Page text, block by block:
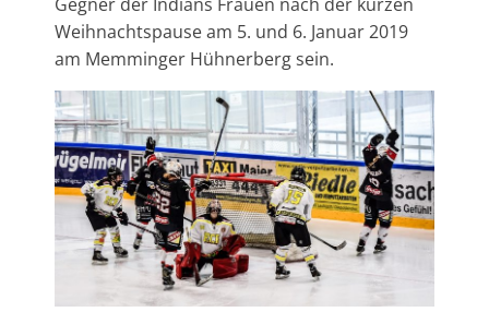
Gegner der Indians Frauen nach der kurzen
Weihnachtspause am 5. und 6. Januar 2019
am Memminger Hühnerberg sein.